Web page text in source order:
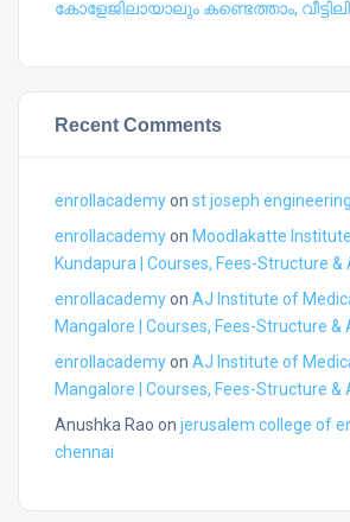
കോളേജിലായാലും കണ്ടെത്താം,
Recent Comments
enrollacademyon st joseph
enrollacademyon Moodlakatte
Kundapura | Courses, Fees-Structure
enrollacademyon AJ Institute of
Mangalore | Courses, Fees-Structure &
enrollacademyon AJ Institute of
Mangalore | Courses, Fees-Structure &
Anushka Rao on jerusalem college of
chennai